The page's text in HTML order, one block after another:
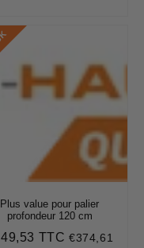
Plus value pour palier
profondeur 120 cm
TTC €449,53
€374,61